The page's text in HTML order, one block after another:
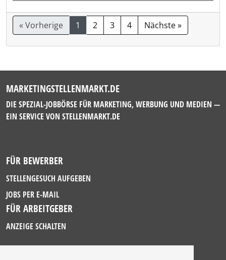
« Vorherige 1 2 3 4 Nächste »
MARKETINGSTELLENMARKT.DE
DIE SPEZIAL-JOBBÖRSE FÜR MARKETING, WERBUNG UND MEDIEN —
EIN SERVICE VON STELLENMARKT.DE
FÜR BEWERBER
STELLENGESUCH AUFGEBEN
JOBS PER E-MAIL
FÜR ARBEITGEBER
ANZEIGE SCHALTEN